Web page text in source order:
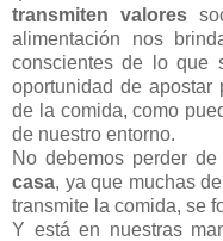
transmiten valores
alimentación nos
conscientes de lo que
oportunidad de apostar
de la comida, como
de nuestro entorno.
No debemos perder de
casa, ya que muchas
transmite la comida, se
Y está en nuestras